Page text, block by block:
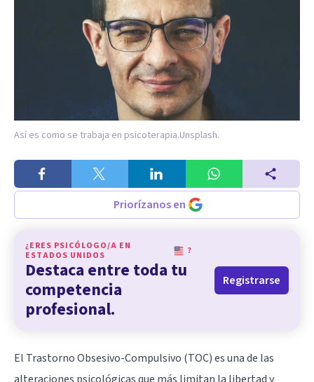
Así es como se trabaja en psicoterapia.Unsplash.
Priorízanos en
¿ERES PSICÓLOGO/A EN
ESTADOS UNIDOS
?
Destaca entre toda tu
competencia
profesional.
Registrarse
El Trastorno Obsesivo-Compulsivo (TOC) es una de las